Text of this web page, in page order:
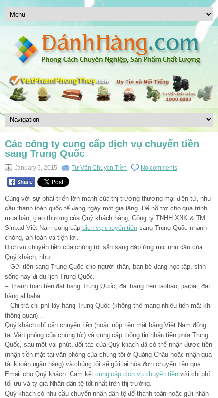
Các công ty cung cấp dịch vụ chuyển tiền
sang Trung Quốc
January 5, 2015 Tư Vấn Chuyển Tiền No comments
Cùng với sự phát triển lớn mạnh của thị trường thương mại điện tử, nhu
cầu thanh toán quốc tế đang ngày một gia tăng. Để hỗ trợ cho quá trình
mua bán, giao thương của Quý khách hàng, Công ty TNHH XNK & TM
Sinbad Việt Nam cung cấp dịch vụ chuyển tiền sang Trung Quốc nhanh
chóng, an toàn và tiện lợi.
Dịch vụ chuyển tiền của chúng tôi sẵn sàng đáp ứng mọi nhu cầu của
Quý khách, như:
– Gửi tiền sang Trung Quốc cho người thân, bạn bè đang học tập, sinh
sống hay đi du lịch Trung Quốc.
– Thanh toán tiền đặt hàng Trung Quốc, đặt hàng trên taobao, paipai, đặt
hàng alibaba…
– Chi trả chi phí lấy hàng Trung Quốc (không thể mang nhiều tiền mặt khi
thông quan)…
Quý khách chỉ cần chuyển tiền (hoặc nộp tiền mặt bằng Việt Nam đồng
tại Văn phòng của chúng tôi) và cung cấp thông tin nhận tiền phía Trung
Quốc, sau một vài phút, đối tác của Quý khách đã có thể nhận được tiền
(nhận tiền mặt tại văn phòng của chúng tôi ở Quảng Châu hoặc nhận qua
tài khoản ngân hàng) và chúng tôi sẽ gửi lại hóa đơn chuyển tiền qua
Email cho Quý khách. Cam kết cung cấp dịch vụ chuyển tiền với chi phí
tối ưu và tỷ giá Nhân dân tệ tốt nhất trên thị trường.
Quý khách có nhu cầu chuyển nhân dân tệ để thanh toán hoặc gửi nhân